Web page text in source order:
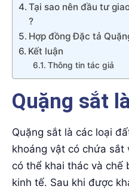
Tại sao nên đầu tư
?
Hợp đồng Đặc tả
Kết luận
Thông tin tác giả
Quặng sắt
Quặng sắt là các loại
khoáng vật có chứa
có thể khai thác và chế
kinh tế. Sau khi được